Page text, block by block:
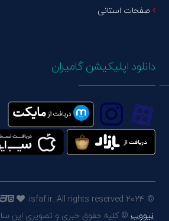
صفحات استانی
دانلود اپلیکیشن گامیران
© 2024 isfaf.ir. All rights reserved.
نیووب © کلیه حقوق خبری و تصویری این